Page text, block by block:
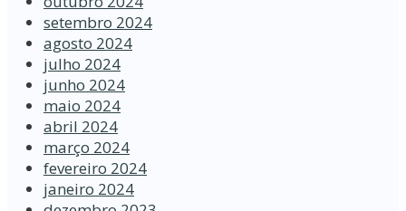
setembro 2024
agosto 2024
julho 2024
junho 2024
maio 2024
abril 2024
março 2024
fevereiro 2024
janeiro 2024